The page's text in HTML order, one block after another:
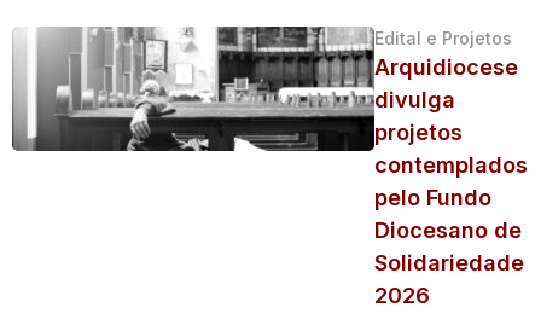
Edital e Projetos
Arquidiocese
divulga
projetos
contemplados
pelo Fundo
Diocesano de
Solidariedade
2026